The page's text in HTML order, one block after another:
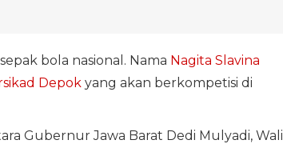
bola nasional. Nama Nagita Slavina
Depok yang akan berkompetisi di
Gubernur Jawa Barat Dedi Mulyadi, Wali